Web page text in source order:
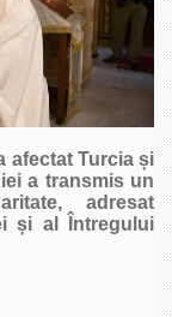
afectat Turcia și
a transmis un
adresat
și al Întregului